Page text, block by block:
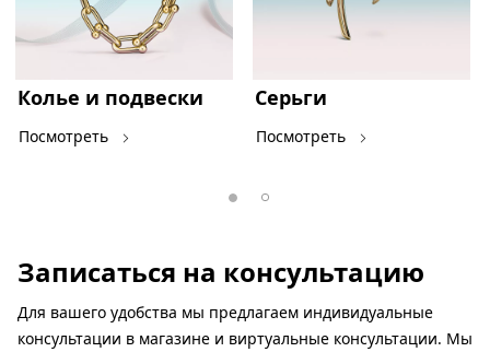
Колье и подвески
Посмотреть
Серьги
Посмотреть
Записаться на консультацию
Для вашего удобства мы предлагаем индивидуальные
консультации в магазине и виртуальные консультации. Мы